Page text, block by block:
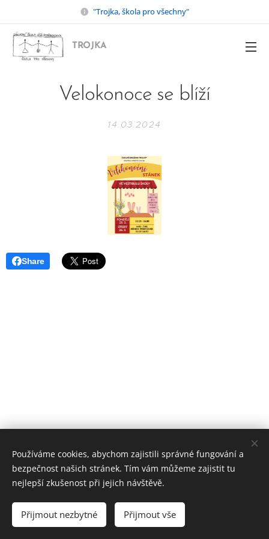
"Trojka, škola pro všechny"
TROJKA
Velokonoce se blíží
14.03.2024
Share
Základní škola, Jičín, Poděbradova 18
Všechna práva vyhrazena.
Vytvořeno službou Webnode
Používáme cookies, abychom zajistili správné fungování a
bezpečnost našich stránek. Tím vám můžeme zajistit tu
nejlepší zkušenost při jejich návštěvě.
Přijmout nezbytné Přijmout vše